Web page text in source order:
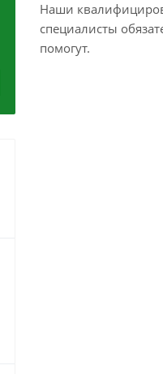
Наши
специалисты
помогут.